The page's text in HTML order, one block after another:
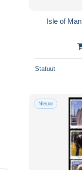
Isle of
Statuut
Nieuw